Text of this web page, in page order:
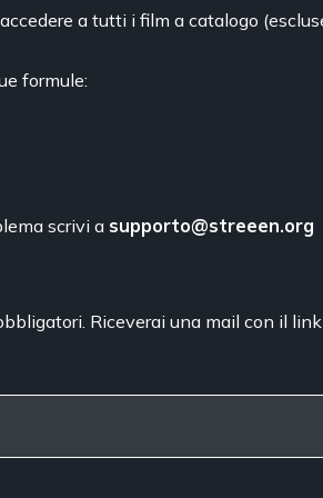
a tutti i film a catalogo
formule:
scrivi a supporto@streeen.org
Riceverai una mail con il